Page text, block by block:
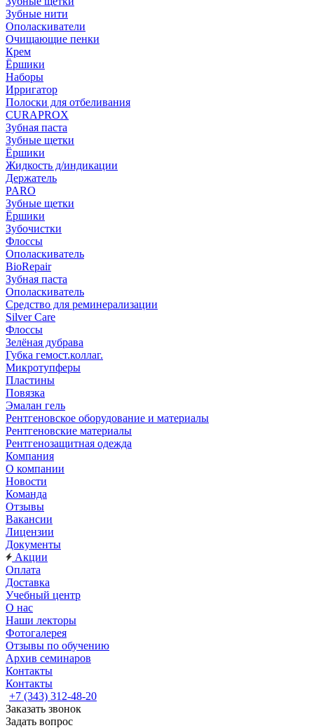
Зубные нити
Ополаскиватели
Очищающие пенки
Крем
Ёршики
Наборы
Ирригатор
Полоски для отбеливания
CURAPROX
Зубная паста
Зубные щетки
Ёршики
Жидкость д/индикации
Держатель
PARO
Зубные щетки
Ёршики
Зубочистки
Флоссы
Ополаскиватель
BioRepair
Зубная паста
Ополаскиватель
Средство для реминерализации
Silver Care
Флоссы
Зелёная дубрава
Губка гемост.коллаг.
Микротупферы
Пластины
Повязка
Эмалан гель
Рентгеновское оборудование и материалы
Рентгеновские материалы
Рентгенозащитная одежда
Компания
О компании
Новости
Команда
Отзывы
Вакансии
Лицензии
Документы
Акции
Оплата
Доставка
Учебный центр
О нас
Наши лекторы
Фотогалерея
Отзывы по обучению
Архив семинаров
Контакты
Контакты
+7 (343) 312-48-20
Заказать звонок
Задать вопрос